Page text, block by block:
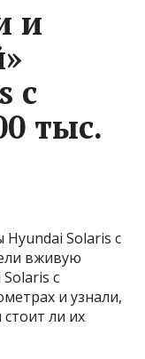
и
с
тыс.
Solaris с
вживую
с
и узнали,
ли их